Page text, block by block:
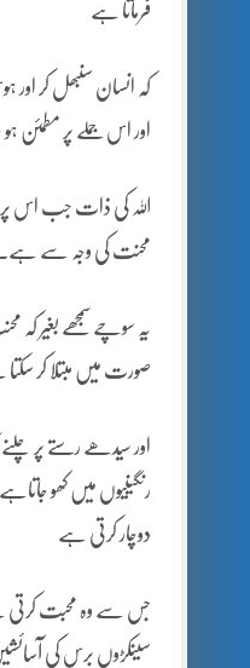
فرماتا ہے
کہ انسان سنبھل کر
اور اس جملے پر مطمئن
اللہ کی ذات جب اس پر
محنت کی وجہ سے ہے۔
یہ سوچے سمجھے بغیر کہ
صورت میں مبتلا کر
اور سیدھے رستے پر
رنگینیوں میں کھو
دوچار کرتی ہے
جس سے وہ محبت کرتی
سینکڑوں برس کی